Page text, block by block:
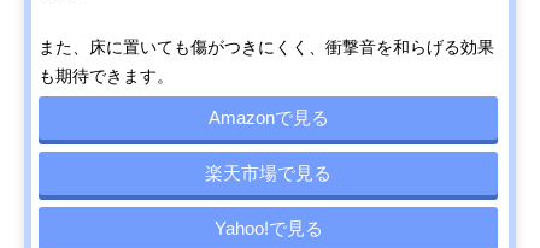
また、床に置いても傷がつきにくく、衝撃音を和らげる効果
も期待できます。
Amazonで見る
楽天市場で見る
Yahoo!で見る